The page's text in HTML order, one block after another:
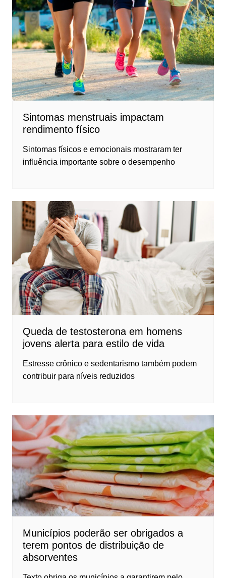
Sintomas menstruais impactam
rendimento físico
Sintomas físicos e emocionais mostraram ter
influência importante sobre o desempenho
Queda de testosterona em homens
jovens alerta para estilo de vida
Estresse crônico e sedentarismo também podem
contribuir para níveis reduzidos
Municípios poderão ser obrigados a
terem pontos de distribuição de
absorventes